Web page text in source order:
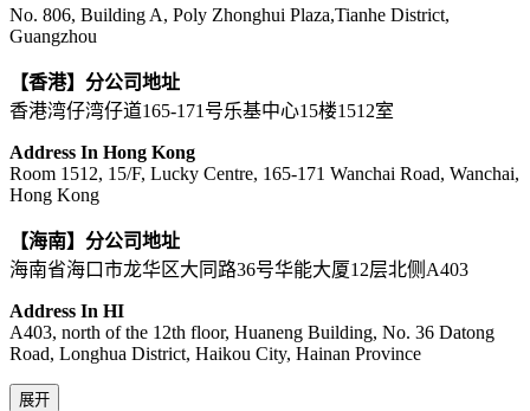
No. 806, Building A, Poly Zhonghui Plaza,Tianhe District,
Guangzhou
【香港】分公司地址
香港湾仔湾仔道165-171号乐基中心15楼1512室
Address In Hong Kong
Room 1512, 15/F, Lucky Centre, 165-171 Wanchai Road, Wanchai,
Hong Kong
【海南】分公司地址
海南省海口市龙华区大同路36号华能大厦12层北侧A403
Address In HI
A403, north of the 12th floor, Huaneng Building, No. 36 Datong
Road, Longhua District, Haikou City, Hainan Province
展开